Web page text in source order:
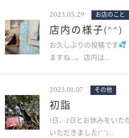
2023.05.29 お店のこと
店内の様子(^^)
お久しぶりの投稿です
ますね…。 店内は…
2023.01.07 その他
初詣
1日、2日とお休みをいた
いただきました(^^)…